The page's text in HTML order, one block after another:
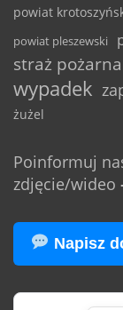
powiat
powiat pleszewski
straż pożarna
wypadek
żużel
Poinformuj
zdjęcie/wideo
Napisz